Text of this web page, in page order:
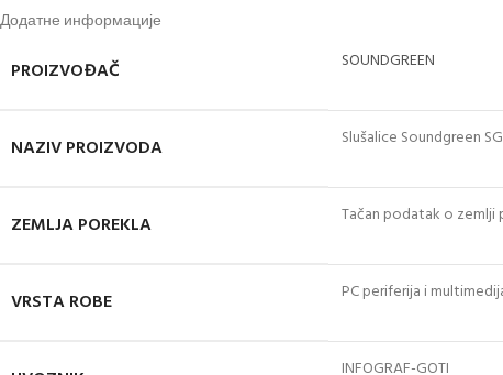
Додатне информације
PROIZVOĐAČ SOUNDGREEN
NAZIV PROIZVODA Slušalice Soundgreen
ZEMLJA POREKLA Tačan podatak o
VRSTA ROBE PC periferija i
INFOGRAF-GOTI